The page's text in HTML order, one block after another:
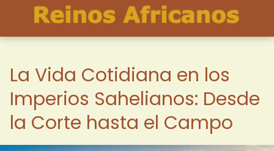
La Vida Cotidiana en los
Imperios Sahelianos: Desde
la Corte hasta el Campo